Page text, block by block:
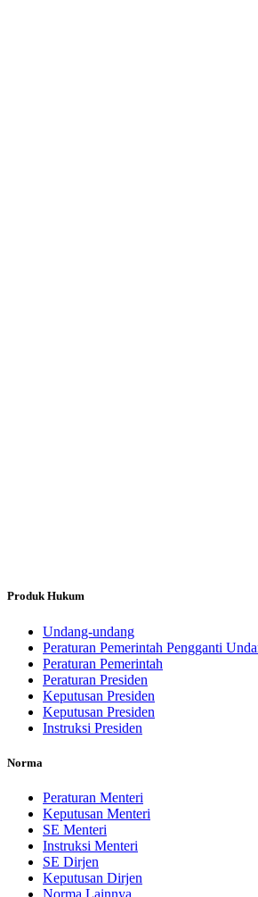
Produk Hukum
Undang-undang
Peraturan Pemerintah Pengganti
Peraturan Pemerintah
Peraturan Presiden
Keputusan Presiden
Keputusan Presiden
Instruksi Presiden
Norma
Peraturan Menteri
Keputusan Menteri
SE Menteri
Instruksi Menteri
SE Dirjen
Keputusan Dirjen
Norma Lainnya